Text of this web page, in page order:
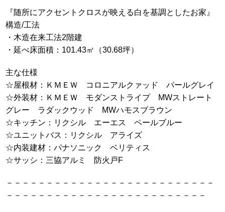
『随所にアクセントクロスが映える白を基調としたお家』
構造/工法
・木造在来工法2階建
・延べ床面積：101.43㎡（30.68坪）
主な仕様
☆屋根材：ＫＭＥＷ コロニアルクァッド パールグレイ
☆外装材：ＫＭＥＷ モダンストライプ MWストレート
グレー ラダックウッド MWハモスブラウン
☆キッチン：リクシル エーエス ペールブルー
☆ユニットバス：リクシル アライズ
☆内装建材：パナソニック ベリティス
☆サッシ：三協アルミ 防火戸F
－－－－－－－－－－－－－－－－－－－－－－－－－－
－－－－－－－－－－－－－－－－－－－－－－－－－